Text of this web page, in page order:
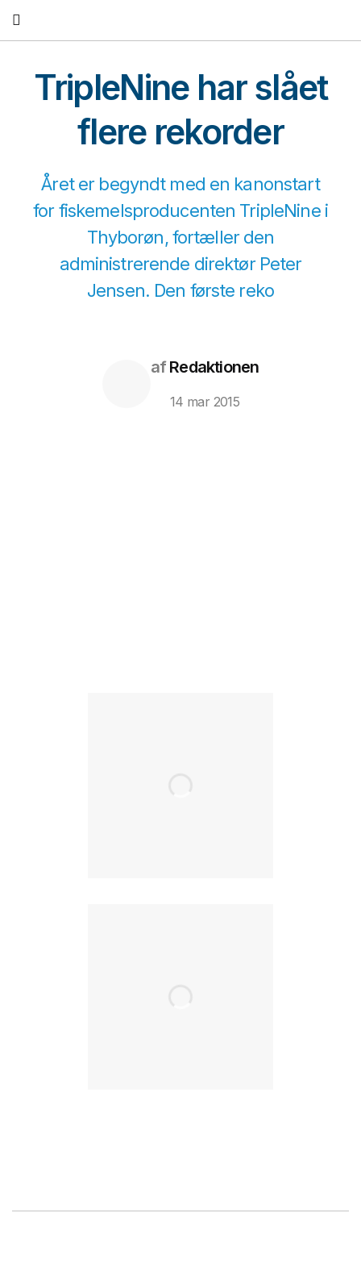
TripleNine har slået
flere rekorder
Året er begyndt med en kanonstart
for fiskemelsproducenten TripleNine i
Thyborøn, fortæller den
administrerende direktør Peter
Jensen. Den første reko
afRedaktionen
14 mar 2015